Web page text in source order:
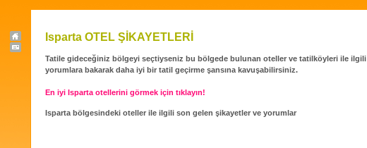
Isparta OTEL ŞİKAYETLERİ
Tatile gideceğiniz bölgeyi seçtiyseniz bu bölgede bulunan oteller ve tatilköyleri ile ilgili
yorumlara bakarak daha iyi bir tatil geçirme şansına kavuşabilirsiniz.
En iyi Isparta otellerini görmek için tıklayın!
Isparta bölgesindeki oteller ile ilgili son gelen şikayetler ve yorumlar